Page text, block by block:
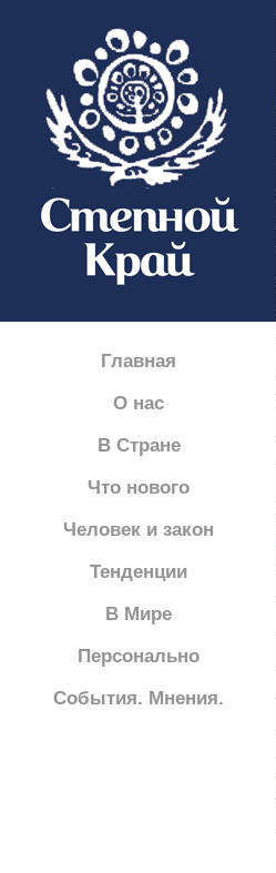
Главная
О нас
В Стране
Что нового
Человек и закон
Тенденции
В Мире
Персонально
События. Мнения.